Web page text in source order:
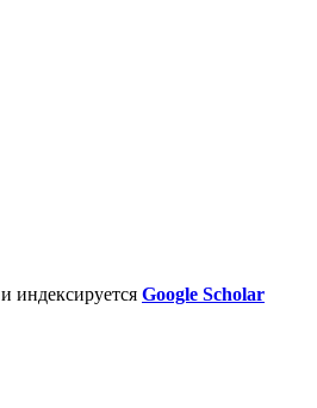
и индексируется Google Scholar